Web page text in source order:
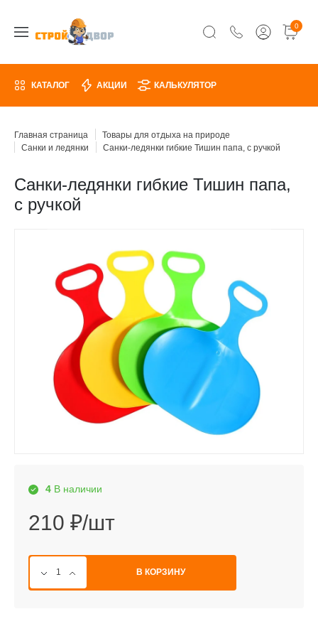
0
КАТАЛОГ АКЦИИ КАЛЬКУЛЯТОР
Главная страница
Товары для отдыха на природе
Санки и ледянки
Санки-ледянки гибкие Тишин папа, с ручкой
Санки-ледянки гибкие Тишин папа,
с ручкой
4 В наличии
210 ₽/шт
В КОРЗИНУ